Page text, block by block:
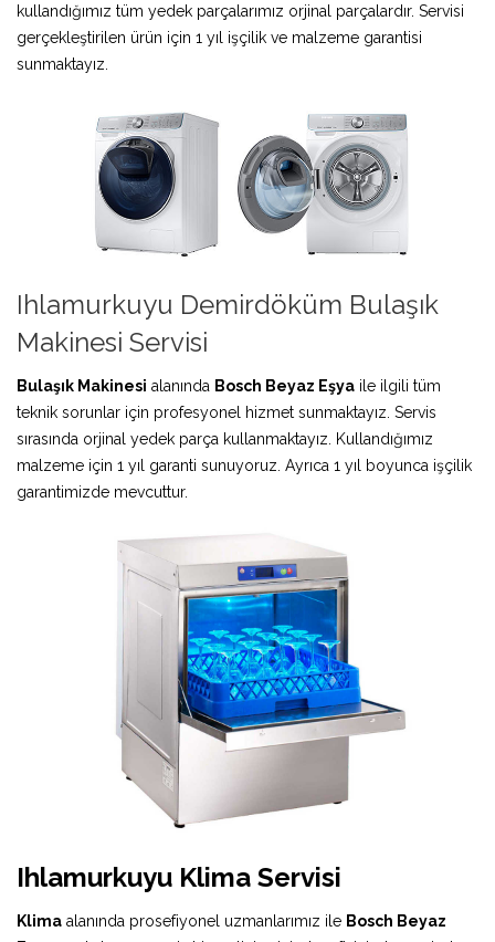
kullandığımız tüm yedek parçalarımız orjinal parçalardır. Servisi
gerçekleştirilen ürün için 1 yıl işçilik ve malzeme garantisi
sunmaktayız.
Ihlamurkuyu Demirdöküm Bulaşık
Makinesi Servisi
Bulaşık Makinesi alanında Bosch Beyaz Eşya ile ilgili tüm
teknik sorunlar için profesyonel hizmet sunmaktayız. Servis
sırasında orjinal yedek parça kullanmaktayız. Kullandığımız
malzeme için 1 yıl garanti sunuyoruz. Ayrıca 1 yıl boyunca işçilik
garantimizde mevcuttur.
Ihlamurkuyu Klima Servisi
Klima alanında prosefiyonel uzmanlarımız ile Bosch Beyaz